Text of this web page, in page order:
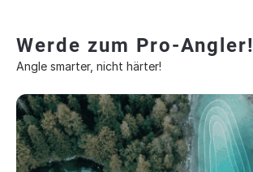
Werde zum Pro-Angler!
Angle smarter, nicht härter!